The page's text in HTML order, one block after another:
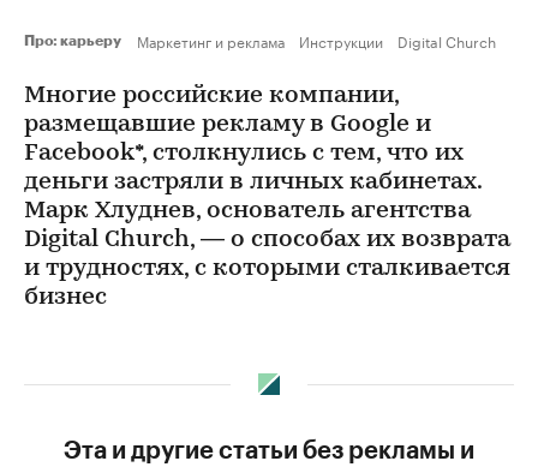
Про: карьеру Маркетинг и реклама Инструкции Digital Church
Многие российские компании,
размещавшие рекламу в Google и
Facebook*, столкнулись с тем, что их
деньги застряли в личных кабинетах.
Марк Хлуднев, основатель агентства
Digital Church, — о способах их возврата
и трудностях, с которыми сталкивается
бизнес
Эта и другие статьи без рекламы и